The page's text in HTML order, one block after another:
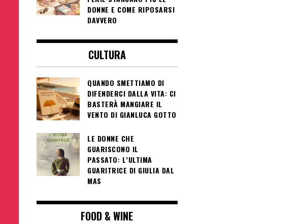
DONNE E COME RIPOSARSI
DAVVERO
CULTURA
QUANDO SMETTIAMO DI
DIFENDERCI DALLA VITA: CI
BASTERÀ MANGIARE IL
VENTO DI GIANLUCA GOTTO
LE DONNE CHE
GUARISCONO IL
PASSATO: L’ULTIMA
GUARITRICE DI GIULIA DAL
MAS
FOOD & WINE